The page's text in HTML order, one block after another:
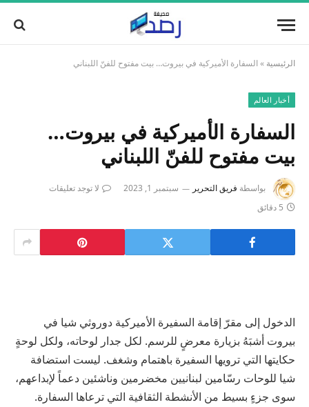
الرئيسية » السفارة الأميركية في بيروت… بيت مفتوح للفنّ اللبناني
أخبار العالم
السفارة الأميركية في بيروت…
بيت مفتوح للفنّ اللبناني
بواسطة فريق التحرير سبتمبر 1, 2023
لا توجد تعليقات
5 دقائق
الدخول إلى مقرّ إقامة السفيرة الأميركية دوروثي شيا في
بيروت أشبَهُ بزيارة معرضٍ للرسم. لكل جدار لوحاته، ولكل لوحةٍ
حكايتها التي ترويها السفيرة باهتمام وشغف. ليست استضافة
شيا للوحات رسّامين لبنانيين مخضرمين وناشئين دعماً لإبداعهم،
سوى جزءٍ بسيط من الأنشطة الثقافية التي ترعاها السفارة.